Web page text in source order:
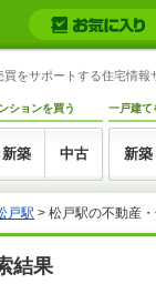
をサポートする住宅情報
ションを買う
新築 中古
一戸建て
新築
戸駅 > 松戸駅の不動産
結果